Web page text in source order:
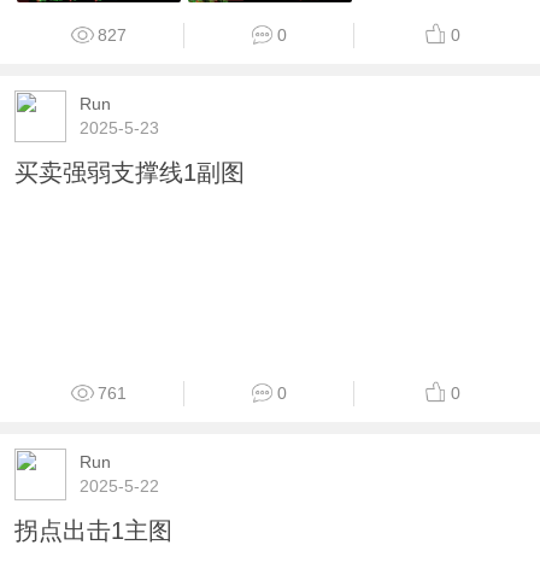
827 0 0
Run
2025-5-23
买卖强弱支撑线1副图
761 0 0
Run
2025-5-22
拐点出击1主图